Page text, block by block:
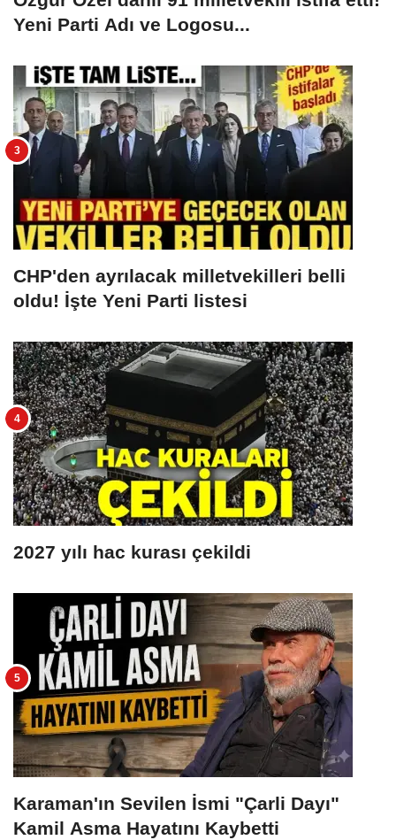
Yeni Parti Adı ve Logosu...
CHP'den ayrılacak milletvekilleri belli
oldu! İşte Yeni Parti listesi
2027 yılı hac kurası çekildi
Karaman'ın Sevilen İsmi "Çarli Dayı"
Kamil Asma Hayatını Kaybetti